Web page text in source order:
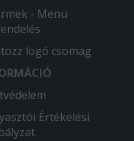
és a
az étel.
- Menü
logó csomag
Értékelési